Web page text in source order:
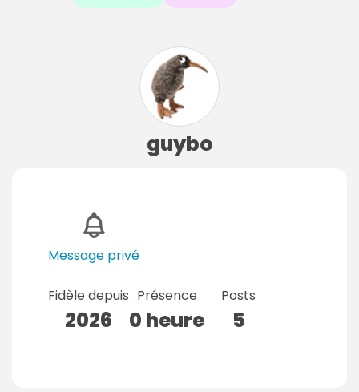
guybo
Message privé
Fidèle depuis
2026
Présence
0 heure
Posts
5